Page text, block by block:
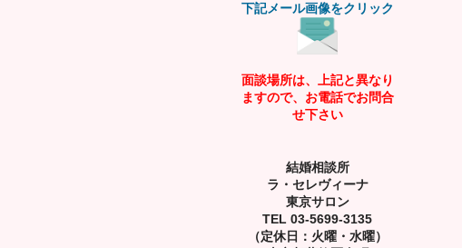
下記メール画像をクリック
面談場所は、上記と異なり
ますので、お電話でお問合
せ下さい
結婚相談所
ラ・セレヴィーナ
東京サロン
TEL 03-5699-3135
（定休日：火曜・水曜）